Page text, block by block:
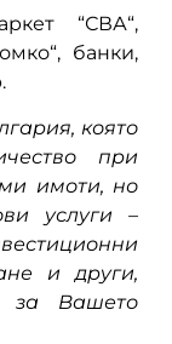
“СВА“,
банки,
която
при
имоти, но
услуги –
и други,
за Вашето